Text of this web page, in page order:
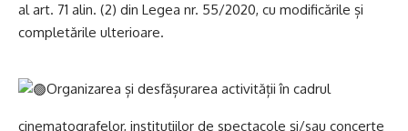
al art. 71 alin. (2) din Legea nr. 55/2020, cu modificările și
completările ulterioare.
Organizarea și desfășurarea activității în cadrul
cinematografelor, instituțiilor de spectacole și/sau concerte